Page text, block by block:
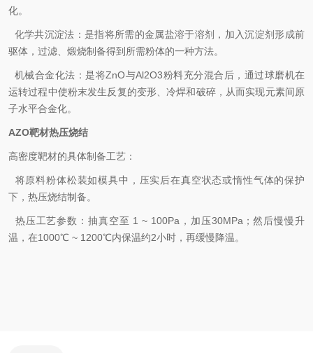
化。
化学共沉淀法：是指将所需的金属盐溶于溶剂，加入沉淀剂形成前
驱体，过滤、煅烧制备得到所需粉体的一种方法。
机械合金化法：是将ZnO与Al2O3粉料充分混合后，通过球磨机在
运转过程中使粉末发生反复的变形、冷焊和破碎，从而实现元素间原
子水平合金化。
AZO靶材热压烧结
高密度靶材的具体制备工艺：
将原料粉体松装如模具中，压实后在真空状态或惰性气体的保护
下，热压烧结制备。
热压工艺参数：抽真空至 1 ~ 100Pa，加压30MPa；然后慢慢升
温，在1000℃ ~ 1200℃内保温约2小时，再缓慢降温。